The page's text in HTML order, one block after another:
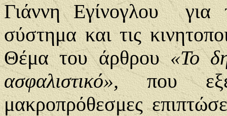
Γιάννη Εγίνογλου για
σύστημα και τις
Θέμα του άρθρου«Το
ασφαλιστικό»,που
μακροπρόθεσμες